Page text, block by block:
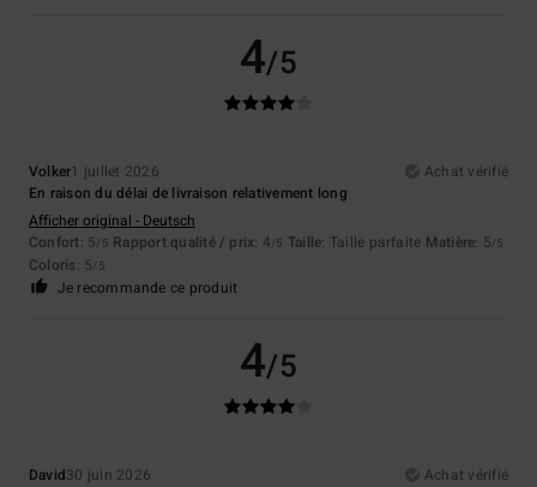
4/5
Volker1 juillet 2026
Achat vérifié
En raison du délai de livraison relativement long
Afficher original - Deutsch
Confort: 5/5 Rapport qualité / prix: 4/5 Taille: Taille parfaite Matière: 5/5
Coloris: 5/5
Je recommande ce produit
4/5
David30 juin 2026
Achat vérifié